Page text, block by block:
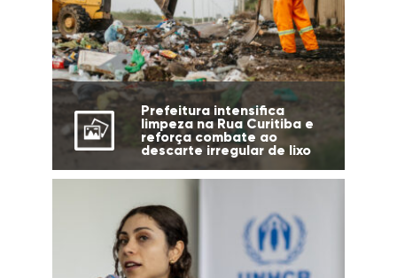
Prefeitura intensifica
limpeza na Rua Curitiba e
reforça combate ao
descarte irregular de lixo